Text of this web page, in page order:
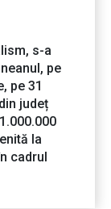
s-a
pe
pe 31
județ
la
cadrul